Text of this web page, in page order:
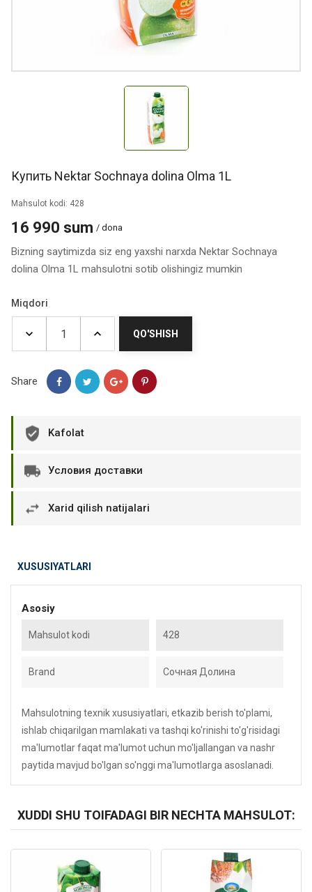
Купить Nektar Sochnaya dolina Olma 1L
Mahsulot kodi: 428
16 990 sum / dona
Bizning saytimizda siz eng yaxshi narxda Nektar Sochnaya
dolina Olma 1L mahsulotni sotib olishingiz mumkin
Miqdori
QO'SHISH
Share
Kafolat
Условия доставки
Xarid qilish natijalari
XUSUSIYATLARI
Asosiy
Mahsulot kodi 428
Brand Сочная Долина
Mahsulotning texnik xususiyatlari, etkazib berish to'plami,
ishlab chiqarilgan mamlakati va tashqi ko'rinishi to'g'risidagi
ma'lumotlar faqat ma'lumot uchun mo'ljallangan va nashr
paytida mavjud bo'lgan so'nggi ma'lumotlarga asoslanadi.
XUDDI SHU TOIFADAGI BIR NECHTA MAHSULOT: